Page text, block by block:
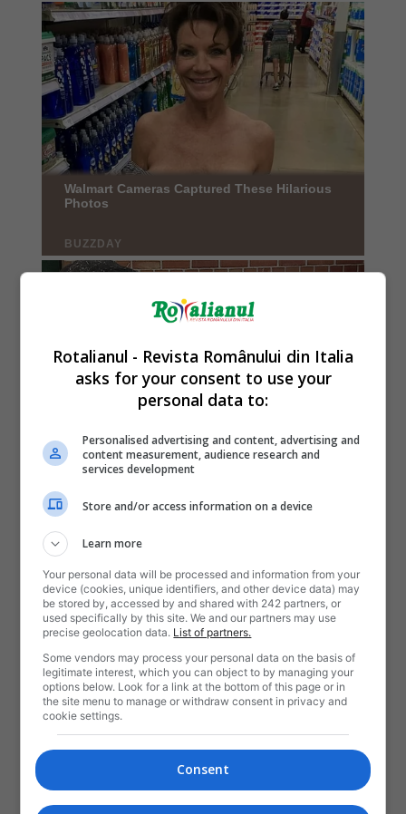
Rotalianul - Revista Românului din Italia
asks for your consent to use your
personal data to:
Personalised advertising and content, advertising and
content measurement, audience research and
services development
Store and/or access information on a device
Learn more
Your personal data will be processed and information from your
device (cookies, unique identifiers, and other device data) may
be stored by, accessed by and shared with 242 partners, or
used specifically by this site. We and our partners may use
precise geolocation data. List of partners.
Some vendors may process your personal data on the basis of
legitimate interest, which you can object to by managing your
options below. Look for a link at the bottom of this page or in
the site menu to manage or withdraw consent in privacy and
cookie settings.
Consent